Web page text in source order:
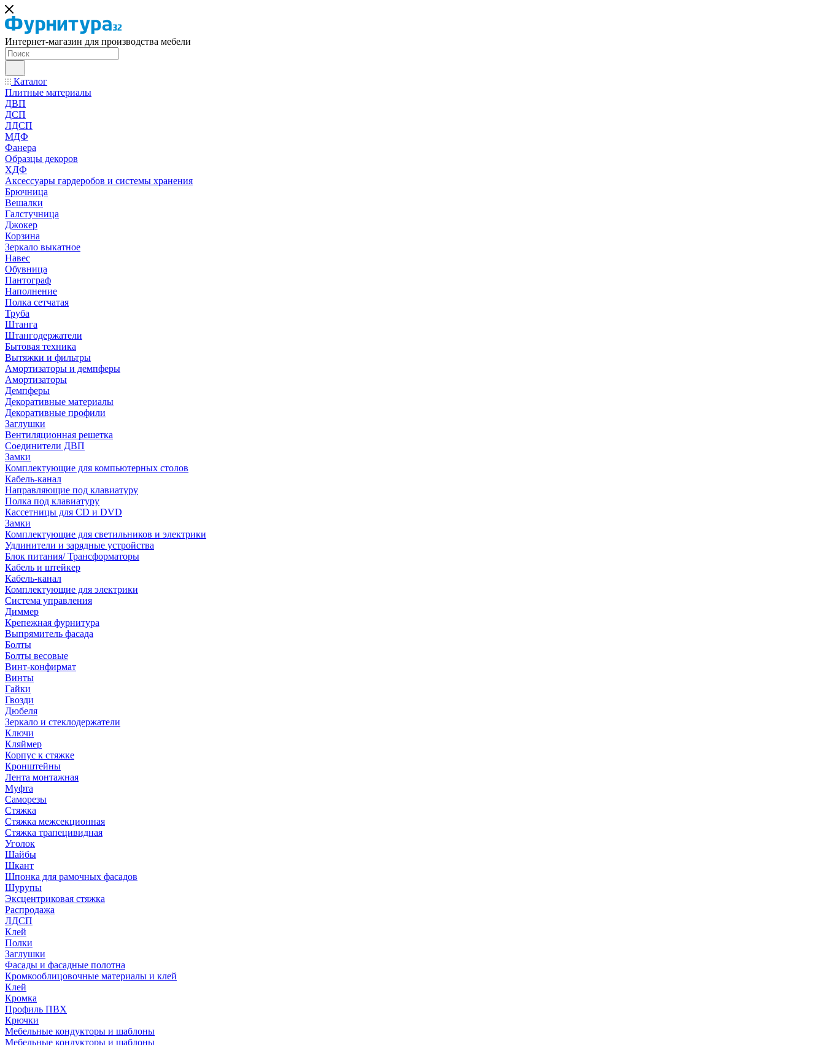
Интернет-магазин для производства мебели
Каталог
Плитные материалы
ДВП
ДСП
ЛДСП
МДФ
Фанера
Образцы декоров
ХДФ
Аксессуары гардеробов и системы хранения
Брючница
Вешалки
Галстучница
Джокер
Корзина
Зеркало выкатное
Навес
Обувница
Пантограф
Наполнение
Полка сетчатая
Труба
Штанга
Штангодержатели
Бытовая техника
Вытяжки и фильтры
Амортизаторы и демпферы
Амортизаторы
Демпферы
Декоративные материалы
Декоративные профили
Заглушки
Вентиляционная решетка
Соединители ДВП
Замки
Комплектующие для компьютерных столов
Кабель-канал
Направляющие под клавиатуру
Полка под клавиатуру
Кассетницы для CD и DVD
Замки
Комплектующие для светильников и электрики
Удлинители и зарядные устройства
Блок питания/ Трансформаторы
Кабель и штейкер
Кабель-канал
Комплектующие для электрики
Система управления
Диммер
Крепежная фурнитура
Выпрямитель фасада
Болты
Болты весовые
Винт-конфирмат
Винты
Гайки
Гвозди
Дюбеля
Зеркало и стеклодержатели
Ключи
Кляймер
Корпус к стяжке
Кронштейны
Лента монтажная
Муфта
Саморезы
Стяжка
Стяжка межсекционная
Стяжка трапецивидная
Уголок
Шайбы
Шкант
Шпонка для рамочных фасадов
Шурупы
Эксцентриковая стяжка
Распродажа
ЛДСП
Клей
Полки
Заглушки
Фасады и фасадные полотна
Кромкооблицовочные материалы и клей
Клей
Кромка
Профиль ПВХ
Крючки
Мебельные кондукторы и шаблоны
Мебельные кондукторы и шаблоны